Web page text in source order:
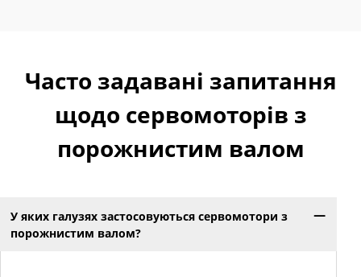
Часто задавані запитання
щодо сервомоторів з
порожнистим валом
У яких галузях застосовуються сервомотори з
порожнистим валом?